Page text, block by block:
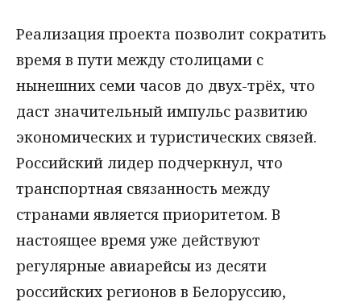
Реализация проекта позволит сократить
время в пути между столицами с
нынешних семи часов до двух-трёх, что
даст значительный импульс развитию
экономических и туристических связей.
Российский лидер подчеркнул, что
транспортная связанность между
странами является приоритетом. В
настоящее время уже действуют
регулярные авиарейсы из десяти
российских регионов в Белоруссию,